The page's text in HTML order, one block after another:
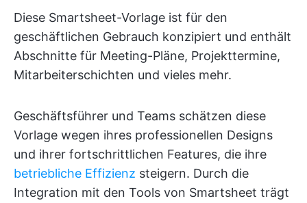
Diese Smartsheet-Vorlage ist für den
geschäftlichen Gebrauch konzipiert und enthält
Abschnitte für Meeting-Pläne, Projekttermine,
Mitarbeiterschichten und vieles mehr.
Geschäftsführer und Teams schätzen diese
Vorlage wegen ihres professionellen Designs
und ihrer fortschrittlichen Features, die ihre
betriebliche Effizienz steigern. Durch die
Integration mit den Tools von Smartsheet trägt